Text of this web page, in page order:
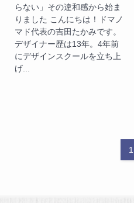
らない」その違和感から始ま
りました こんにちは！ドマノ
マド代表の吉田たかみです。
デザイナー歴は13年。4年前
にデザインスクールを立ち上
げ...
1